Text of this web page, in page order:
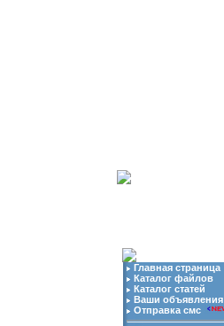
Главная страница
Каталог файлов
Каталог статей
Ваши объявления
Отправка смс